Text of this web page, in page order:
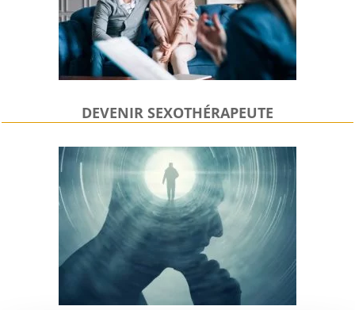
DEVENIR SEXOTHÉRAPEUTE